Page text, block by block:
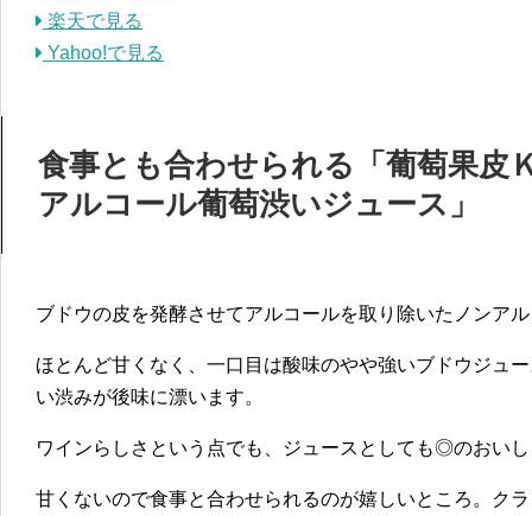
楽天で見る
Yahoo!で見る
食事とも合わせられる「葡萄果皮
アルコール葡萄渋いジュース」
ブドウの皮を発酵させてアルコールを取り除いたノンア
ほとんど甘くなく、一口目は酸味のやや強いブドウジュ
い渋みが後味に漂います。
ワインらしさという点でも、ジュースとしても◎のおい
甘くないので食事と合わせられるのが嬉しいところ。ク